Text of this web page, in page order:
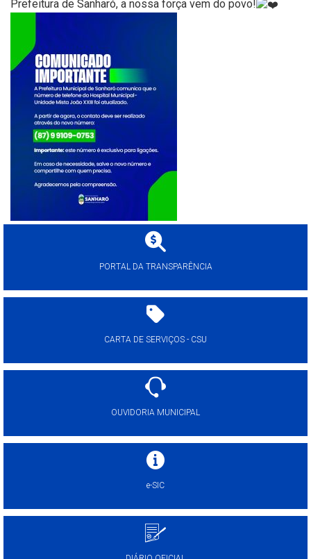
Prefeitura de Sanharó, a nossa força vem do povo!
PORTAL DA TRANSPARÊNCIA
CARTA DE SERVIÇOS - CSU
OUVIDORIA MUNICIPAL
e-SIC